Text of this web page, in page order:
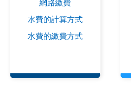
網路繳費
水費的計算方式
水費的繳費方式